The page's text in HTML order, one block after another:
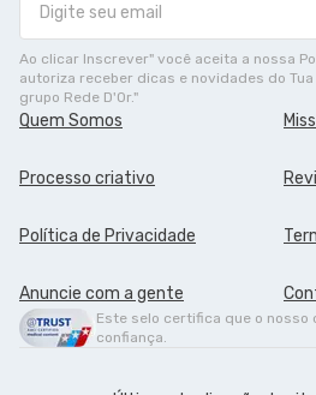
Ao clicar Inscrever" você aceita a nossa
autoriza receber dicas e novidades do
grupo Rede D'Or."
Quem Somos
Processo criativo
Política de Privacidade
Anuncie com a gente
Este selo certifica que o nosso
confiança.